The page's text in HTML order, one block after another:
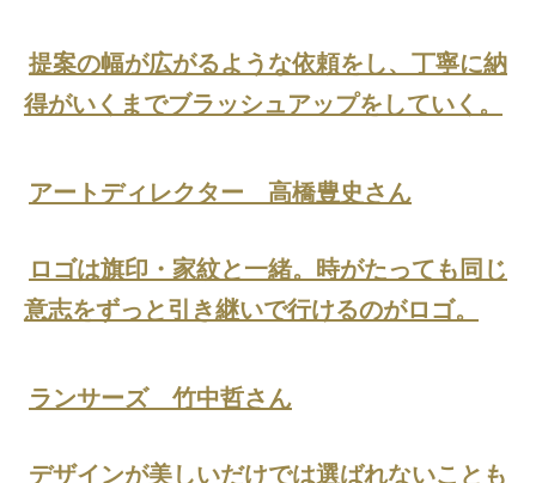
提案の幅が広がるような依頼をし、丁寧に納
得がいくまでブラッシュアップをしていく。
アートディレクター 高橋豊史さん
ロゴは旗印・家紋と一緒。時がたっても同じ
意志をずっと引き継いで行けるのがロゴ。
ランサーズ 竹中哲さん
デザインが美しいだけでは選ばれないことも